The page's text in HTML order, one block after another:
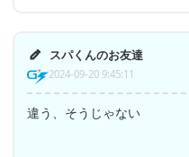
スパくんのお友達
2024-09-20 9:45:11
違う、そうじゃない